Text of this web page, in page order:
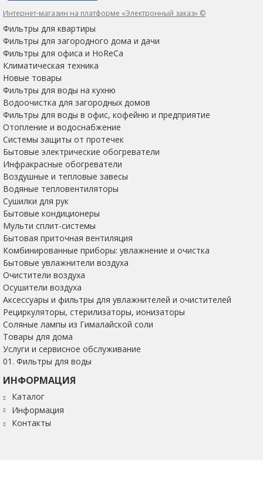
Интернет-магазин на платформе «Электронный заказ» ©
Фильтры для квартиры
Фильтры для загородного дома и дачи
Фильтры для офиса и HoReCa
Климатическая техника
Новые товары
Фильтры для воды на кухню
Водоочистка для загородных домов
Фильтры для воды в офис, кофейню и предприятие
Отопление и водоснабжение
Системы защиты от протечек
Бытовые электрические обогреватели
Инфракрасные обогреватели
Воздушные и тепловые завесы
Водяные тепловентиляторы
Сушилки для рук
Бытовые кондиционеры
Мульти сплит-системы
Бытовая приточная вентиляция
Комбинированные приборы: увлажнение и очистка
Бытовые увлажнители воздуха
Очистители воздуха
Осушители воздуха
Аксессуары и фильтры для увлажнителей и очистителей
Рециркуляторы, стерилизаторы, ионизаторы
Соляные лампы из Гималайской соли
Товары для дома
Услуги и сервисное обслуживание
01. Фильтры для воды
ИНФОРМАЦИЯ
Каталог
Информация
Контакты